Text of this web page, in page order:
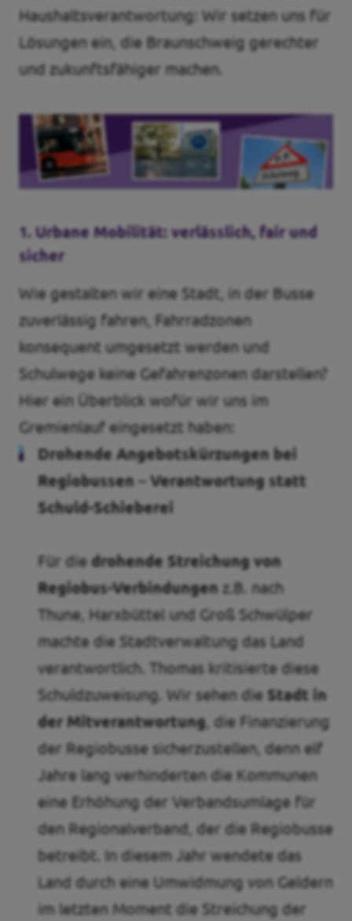
Haushaltsverantwortung: Wir setzen uns für
Lösungen ein, die Braunschweig gerechter
und zukunftsfähiger machen.
1. Urbane Mobilität: verlässlich, fair und
sicher
Wie gestalten wir eine Stadt, in der Busse
zuverlässig fahren, Fahrradzonen
konsequent umgesetzt werden und
Schulwege keine Gefahrenzonen darstellen?
Hier ein Überblick wofür wir uns im
Gremienlauf eingesetzt haben:
Drohende Angebotskürzungen bei
Regiobussen – Verantwortung statt
Schuld-Schieberei
Für die drohende Streichung von
Regiobus-Verbindungen z.B. nach
Thune, Harxbüttel und Groß Schwülper
machte die Stadtverwaltung das Land
verantwortlich. Thomas kritisierte diese
Schuldzuweisung. Wir sehen die Stadt in
der Mitverantwortung, die Finanzierung
der Regiobusse sicherzustellen, denn elf
Jahre lang verhinderten die Kommunen
eine Erhöhung der Verbandsumlage für
den Regionalverband, der die Regiobusse
betreibt. In diesem Jahr wendete das
Land durch eine Umwidmung von Geldern
im letzten Moment die Streichung der